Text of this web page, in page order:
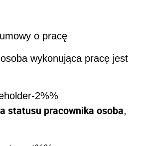
o pracę
wykonująca pracę jest
2%%
statusu pracownika osoba,